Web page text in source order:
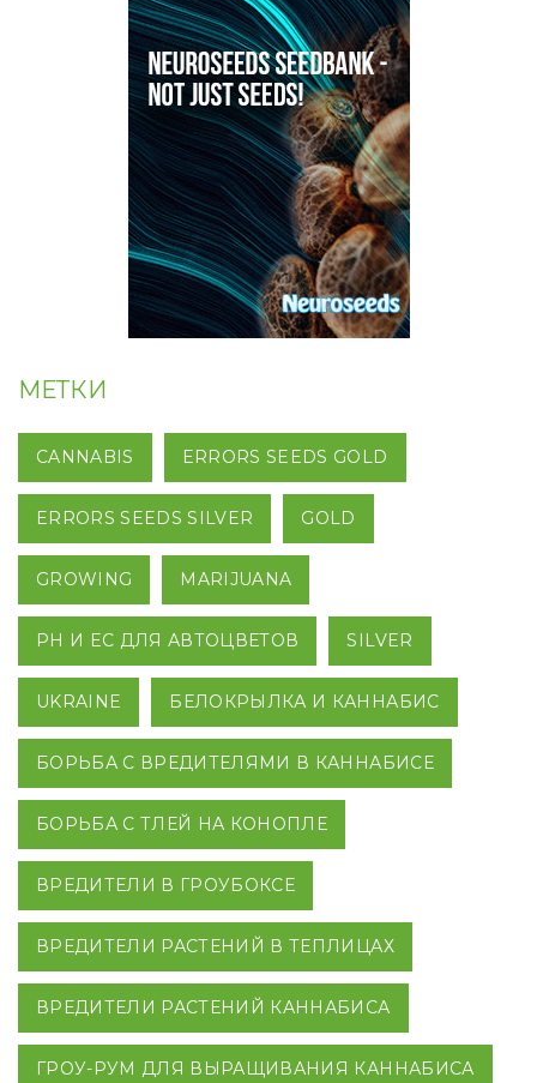
МЕТКИ
CANNABIS ERRORS SEEDS GOLD
ERRORS SEEDS SILVER GOLD
GROWING MARIJUANA
PH И EC ДЛЯ АВТОЦВЕТОВ SILVER
UKRAINE БЕЛОКРЫЛКА И КАННАБИС
БОРЬБА С ВРЕДИТЕЛЯМИ В КАННАБИСЕ
БОРЬБА С ТЛЕЙ НА КОНОПЛЕ
ВРЕДИТЕЛИ В ГРОУБОКСЕ
ВРЕДИТЕЛИ РАСТЕНИЙ В ТЕПЛИЦАХ
ВРЕДИТЕЛИ РАСТЕНИЙ КАННАБИСА
ГРОУ-РУМ ДЛЯ ВЫРАЩИВАНИЯ КАННАБИСА